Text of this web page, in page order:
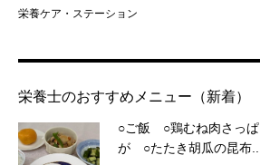
栄養ケア・ステーション
栄養士のおすすめメニュー（新着）
○ご飯 ○鶏むね肉さっ
が ○たたき胡瓜の昆布